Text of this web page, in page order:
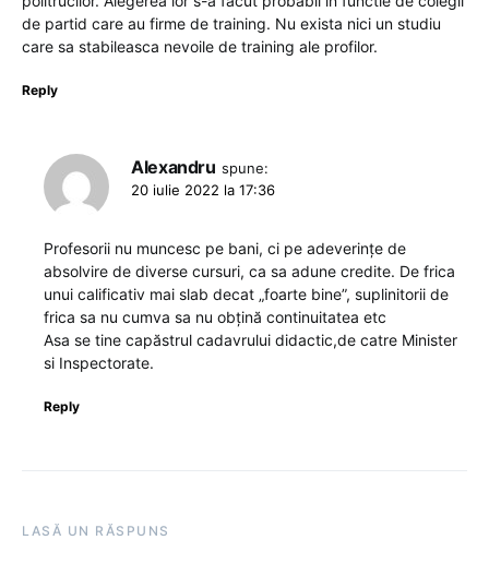
de partid care au firme de training. Nu exista nici un studiu
care sa stabileasca nevoile de training ale profilor.
Reply
Alexandru spune:
20 iulie 2022 la 17:36
Profesorii nu muncesc pe bani, ci pe adeverințe de
absolvire de diverse cursuri, ca sa adune credite. De frica
unui calificativ mai slab decat „foarte bine”, suplinitorii de
frica sa nu cumva sa nu obțină continuitatea etc
Asa se tine capăstrul cadavrului didactic,de catre Minister
si Inspectorate.
Reply
LASĂ UN RĂSPUNS